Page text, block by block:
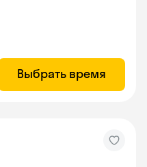
Выбрать время